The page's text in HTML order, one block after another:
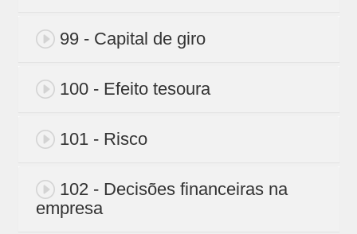
99 - Capital de giro
100 - Efeito tesoura
101 - Risco
102 - Decisões financeiras na
empresa